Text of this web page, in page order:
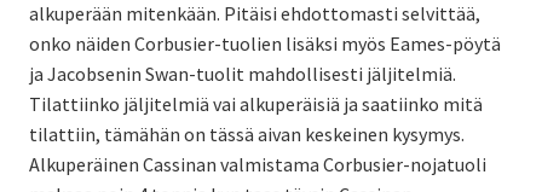
alkuperään mitenkään. Pitäisi ehdottomasti selvittää,
onko näiden Corbusier-tuolien lisäksi myös Eames-pöytä
ja Jacobsenin Swan-tuolit mahdollisesti jäljitelmiä.
Tilattiinko jäljitelmiä vai alkuperäisiä ja saatiinko mitä
tilattiin, tämähän on tässä aivan keskeinen kysymys.
Alkuperäinen Cassinan valmistama Corbusier-nojatuoli